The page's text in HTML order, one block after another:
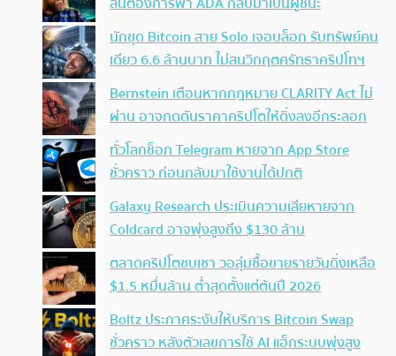
นักขุด Bitcoin สาย Solo เจอบล็อก รับทรัพย์คน
เดียว 6.6 ล้านบาท ไม่สนวิกฤตศรัทธาคริปโทฯ
Bernstein เตือนหากกฎหมาย CLARITY Act ไม่
ผ่าน อาจกดดันราคาคริปโตให้ดิ่งลงอีกระลอก
ทั่วโลกช็อก Telegram หายจาก App Store
ชั่วคราว ก่อนกลับมาใช้งานได้ปกติ
Galaxy Research ประเมินความเสียหายจาก
Coldcard อาจพุ่งสูงถึง $130 ล้าน
ตลาดคริปโตซบเซา วอลุ่มซื้อขายรายวันดิ่งเหลือ
$1.5 หมื่นล้าน ต่ำสุดตั้งแต่ต้นปี 2026
Boltz ประกาศระงับให้บริการ Bitcoin Swap
ชั่วคราว หลังตัวเลขการใช้ AI แฮ็กระบบพุ่งสูง